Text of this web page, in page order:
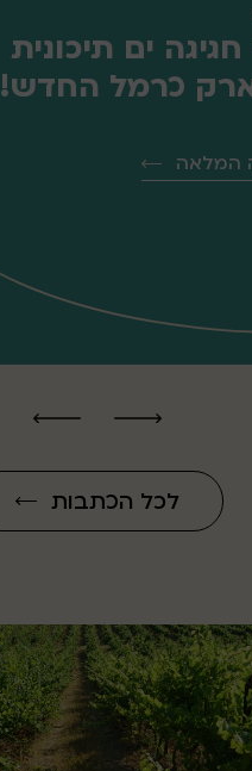
חגיגה ים תיכונית
כרמל החדש!
המלאה
לכל הכתבות